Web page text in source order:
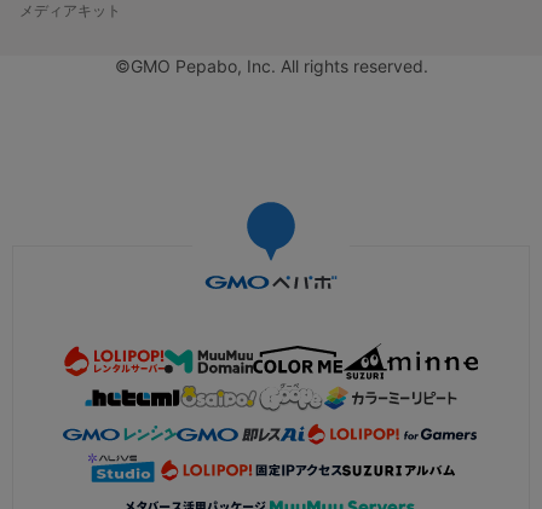
メディアキット
©GMO Pepabo, Inc. All rights reserved.